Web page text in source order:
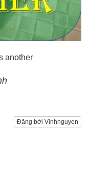
another
Đăng bởi Vinhnguyen